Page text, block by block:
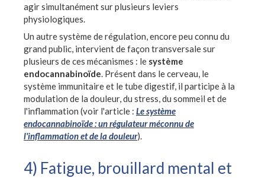
agir simultanément sur plusieurs leviers
physiologiques.
Un autre système de régulation, encore peu connu du
grand public, intervient de façon transversale sur
plusieurs de ces mécanismes : le système
endocannabinoïde . Présent dans le cerveau, le
système immunitaire et le tube digestif, il participe à la
modulation de la douleur, du stress, du sommeil et de
l'inflammation (voir l'article : Le système
endocannabinoïde : un régulateur méconnu de
l'inflammation et de la douleur).
4) Fatigue, brouillard mental et